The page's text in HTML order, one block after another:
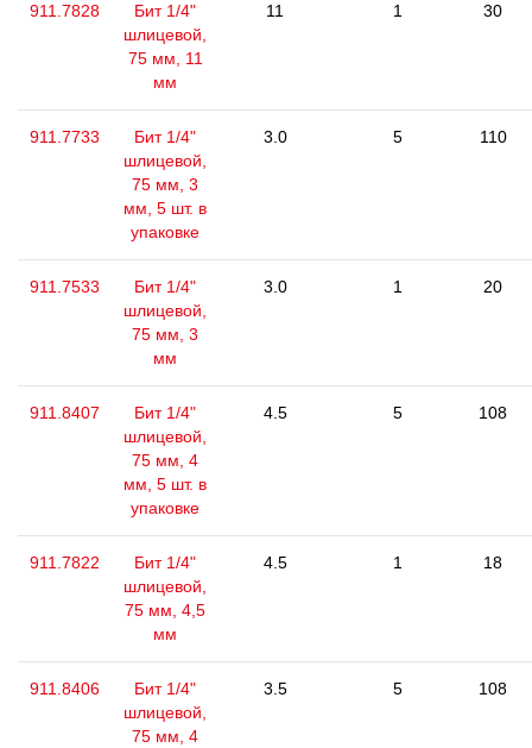
911.7828
Бит 1/4"
шлицевой,
75 мм, 11
мм
11 1 30
911.7733
Бит 1/4"
шлицевой,
75 мм, 3
мм, 5 шт. в
упаковке
3.0 5 110
911.7533
Бит 1/4"
шлицевой,
75 мм, 3
мм
3.0 1 20
911.8407
Бит 1/4"
шлицевой,
75 мм, 4
мм, 5 шт. в
упаковке
4.5 5 108
911.7822
Бит 1/4"
шлицевой,
75 мм, 4,5
мм
4.5 1 18
911.8406
Бит 1/4"
шлицевой,
75 мм, 4
3.5 5 108